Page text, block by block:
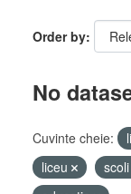
Order by
No
Cuvinte cheie:
liceu
scoli